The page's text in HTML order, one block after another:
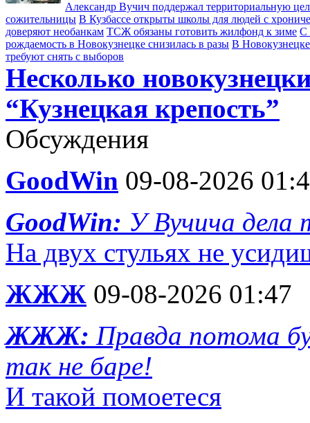
Александр Вучич поддержал территориальную
сожительницы В Кузбассе открыты школы для людей с
доверяют необанкам ТСЖ обязаны готовить жилфонд к зиме С
рождаемость в Новокузнецке снизилась в разы В
требуют снять с выборов
Несколько
“Кузнецкая крепость”
Обсуждения
GoodWin 09-08-2026
GoodWin: У Вучича дела
На двух стульях не
ЖЖЖ 09-08-2026 01:47
ЖЖЖ: Правда потома
так не баре!
И такой помоетеся